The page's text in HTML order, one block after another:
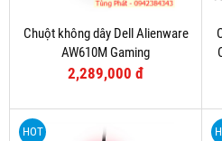
Chuột không dây Dell Alienware
AW610M Gaming
2,289,000 đ
HOT